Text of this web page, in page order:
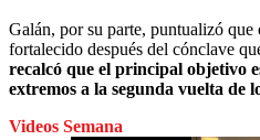
Galán, por su parte, puntualizó
fortalecido después del cónclave
recalcó que el principal objetivo
extremos a la segunda vuelta de
Videos Semana